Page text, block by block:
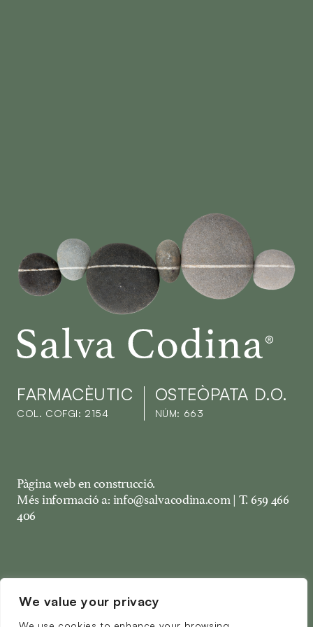
We value your privacy
Salva Codina
FARMACÈUTIC
COL. COFGI: 2154
OSTEÒPATA D.O.
NÚM: 663
Pàgina web en construcció.
Més informació a: info@salvacodina.com | T. 659 466
406